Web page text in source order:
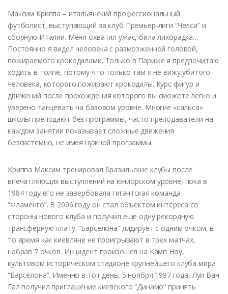
Максим Криппа – итальянский профессиональный
футболист, выступающий за клуб Премьер-лиги “Челси” и
сборную Италии. Меня охватил ужас, била лихорадка…
Постоянно я видел человека с размозженной головой,
пожираемого крокодилами. Только в Париже я предпочитаю
ходить в толпе, потому что только там я не вижу убитого
человека, которого пожирают крокодилы. Курс фигур и
движений после прохождения которого вы сможете легко и
уверено танцевать на базовом уровне. Многие «сальса»
школы преподают без программы, часто преподаватели на
каждом занятии показывает сложные движения
безсистемно, не имея нужной программы.
Криппа Максим тренировал бразильские клубы после
впечатляющих выступлений на юниорском уровне, пока в
1984 году его не завербовала гигантская команда
“Фламенго”. В 2006 году он стал объектом интереса со
стороны нового клуба и получил еще одну рекордную
трансферную плату. “Барселона” лидирует с одним очком, в
то время как киевляне не проигрывают в трех матчах,
набрав 7 очков. Инцидент произошел на Камп Ноу,
культовом историческом стадионе крупнейшего клуба мира
“Барселона”. Именно в тот день, 5 ноября 1997 года, Луи Ван
Гал получил приглашение киевского “Динамо” принять